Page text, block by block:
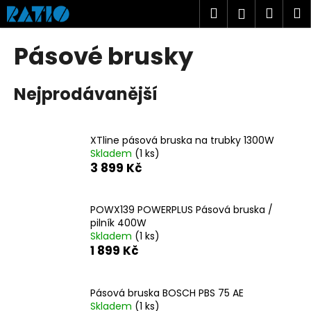
Přejít
na
obsah
Hledat
Pásové brusky
Nejprodávanější
XTline pásová bruska na trubky 1300W
Skladem (1 ks)
3 899 Kč
POWX139 POWERPLUS Pásová bruska /
pilník 400W
Skladem (1 ks)
1 899 Kč
Pásová bruska BOSCH PBS 75 AE
Skladem (1 ks)
K
o
o